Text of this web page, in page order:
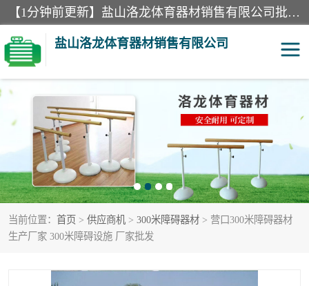
【1分钟前更新】盐山洛龙体育器材销售有限公司批量供应：300米障碍器材、400米障碍器材、部队训练器材、双杠、体操垫、舞蹈把杆等产品。盐山洛龙体育器材销售有限公司经过多年的发展，集研发，生产，销售，售后服务为一体. 奉行“质量，信誉，服务”的宗旨，以开拓创新的精神和真诚守信的态度积极进取。
盐山洛龙体育器材销售有限公司
当前位置： 首页 > 供应商机 > 300米障碍器材 > 营口300米障碍器材
生产厂家 300米障碍设施 厂家批发
单双杠 舞蹈把杆
400米障碍器材 体操垫
300米障碍器材 攀爬架
塑胶跑道 400米障碍器材1